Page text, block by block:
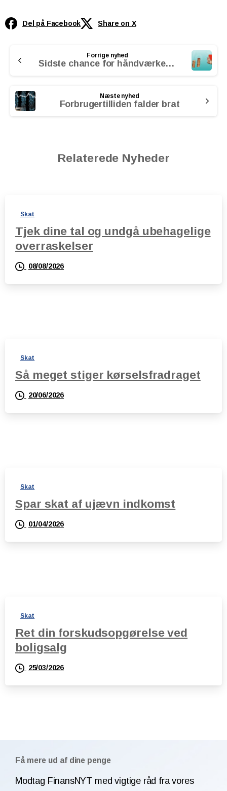
Del på Facebook Share on X
Reading
Forrige nyhed
Sidste chance for håndværkerfradrag
Næste nyhed
Forbrugertilliden falder brat
Relaterede Nyheder
Skat
Tjek dine tal og undgå ubehagelige
overraskelser
08/08/2026
Skat
Så meget stiger kørselsfradraget
20/06/2026
Skat
Spar skat af ujævn indkomst
01/04/2026
Skat
Ret din forskudsopgørelse ved
boligsalg
25/03/2026
Få mere ud af dine penge
Modtag FinansNYT med vigtige råd fra vores